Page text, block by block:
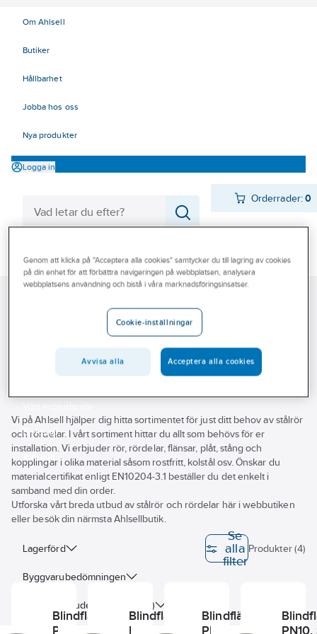
Om Ahlsell
Butiker
Hållbarhet
Jobba hos oss
Nya produkter
Logga in
Orderrader:0
Varumärken
Bli kund
Aktuellt
Beställ direkt
Blindflänsar
Blindflänsar
Vi på Ahlsell hjälper dig hitta sortimentet för just ditt behov av stålrör
och rördelar. I vårt sortiment hittar du allt som behövs för er
installation. Vi erbjuder rör, rördelar, flänsar, plåt, stång och
kopplingar i olika material såsom rostfritt, kolstål osv. Önskar du
materialcertifikat enligt EN10204-3.1 beställer du det enkelt i
samband med din order.
Utforska vårt breda utbud av stålrör och rördelar här i webbutiken
eller besök din närmsta Ahlsellbutik.
Lagerförd
Byggvarubedömningen
Har miljövarudeklaration (EPD)
Se
alla
filter
Produkter (4)
Blindfläns
PN16, SS-
Blindfläns
PN40,
Blindfläns
PN 6, SS-
PN10,
Genom att klicka på "Acceptera alla cookies" samtycker du till lagring av cookies
på din enhet för att förbättra navigeringen på webbplatsen, analysera
webbplatsens användning och bistå i våra marknadsföringsinsatser.
Cookie-inställningar
Avvisa alla Acceptera alla cookies